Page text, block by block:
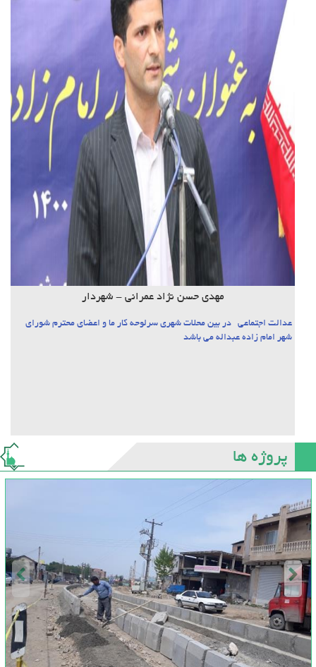
مهدی حسن نژاد عمرانی - شهردار
عدالت اجتماعی در بین محلات شهری سرلوحه کار ما و اعضای محترم شورای
شهر امام زاده عبداله می باشد
پروژه ها